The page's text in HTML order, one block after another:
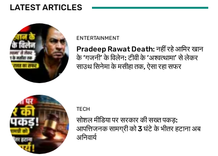
LATEST ARTICLES
ENTERTAINMENT
Pradeep Rawat Death: नहीं रहे आमिर खान
के ‘गजनी’ के विलेन: टीवी के ‘अश्वत्थामा’ से लेकर
साउथ सिनेमा के मसीहा तक, ऐसा रहा सफर
TECH
सोशल मीडिया पर सरकार की सख्त पकड़:
आपत्तिजनक सामग्री को 3 घंटे के भीतर हटाना अब
अनिवार्य